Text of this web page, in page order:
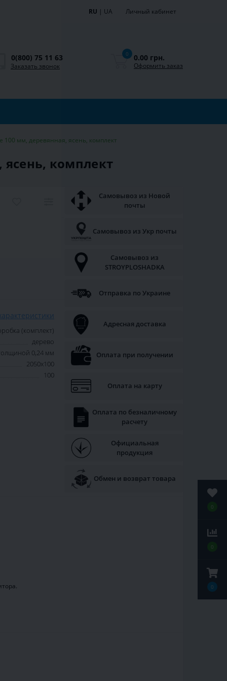
0
0
0
RU | UA Личный кабинет
0(800) 75 11 63
Заказать звонок
0 0.00 грн.
Оформить заказ
мм, деревянная, ясень, комплект
комплект
(комплект)
дерево
0,24 мм
2050х100
100
Самовывоз из Новой
почты
Самовывоз из Укр почты
Самовывоз из
STROYPLOSHADKA
Отправка по Украине
Адресная доставка
Оплата при получении
Оплата на карту
Оплата по безналичному
расчету
Официальная
продукция
Обмен и возврат товара